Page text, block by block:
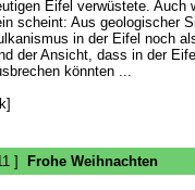
Eifel verwüstete. Auch
scheint: Aus geologischer
in der Eifel noch
der Ansicht, dass in der
könnten ...
] Frohe Weihnachten